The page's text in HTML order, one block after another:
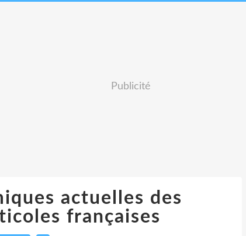
Publicité
actuelles des
françaises